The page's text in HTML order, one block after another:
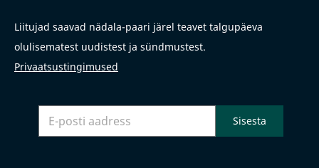
Liitujad saavad nädala-paari järel teavet talgupäeva
olulisematest uudistest ja sündmustest.
Privaatsustingimused